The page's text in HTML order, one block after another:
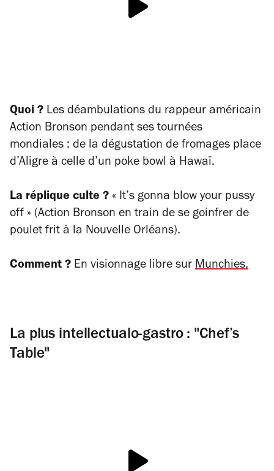
Quoi ? Les déambulations du rappeur américain
Action Bronson pendant ses tournées
mondiales : de la dégustation de fromages place
d’Aligre à celle d’un poke bowl à Hawaï.
La réplique culte ? « It’s gonna blow your pussy
off » (Action Bronson en train de se goinfrer de
poulet frit à la Nouvelle Orléans).
Comment ? En visionnage libre sur Munchies.
La plus intellectualo-gastro : "Chef’s
Table"